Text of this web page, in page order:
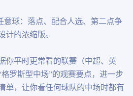
意球：落点、配合人选、第二点争
计的浓缩版。
你平时更常看的联赛（中超、英
罗斯型中场”的观赛要点，进一步
单，让你看任何球队的中场时都有